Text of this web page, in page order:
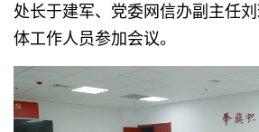
处长于建军、党委网信办副主任
体工作人员参加会议。